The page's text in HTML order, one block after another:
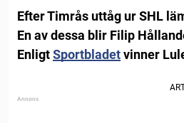
Efter Timrås uttåg ur SHL
En av dessa blir Filip
EnligtSportbladetvinner